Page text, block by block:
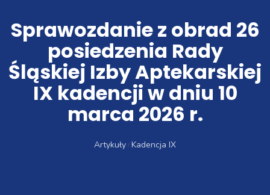
Sprawozdanie z obrad 26
posiedzenia Rady
Śląskiej Izby Aptekarskiej
IX kadencji w dniu 10
marca 2026 r.
Artykuły Kadencja IX